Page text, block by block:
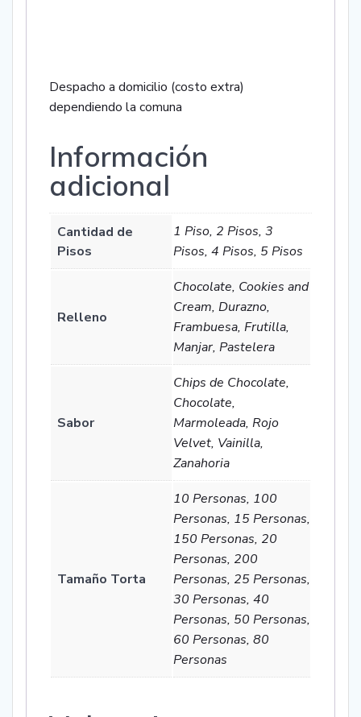
Despacho a domicilio (costo extra)
dependiendo la comuna
Información
adicional
Cantidad de
Pisos
1 Piso, 2 Pisos, 3
Pisos, 4 Pisos, 5 Pisos
Relleno
Chocolate, Cookies and
Cream, Durazno,
Frambuesa, Frutilla,
Manjar, Pastelera
Sabor
Chips de Chocolate,
Chocolate,
Marmoleada, Rojo
Velvet, Vainilla,
Zanahoria
Tamaño Torta
10 Personas, 100
Personas, 15 Personas,
150 Personas, 20
Personas, 200
Personas, 25 Personas,
30 Personas, 40
Personas, 50 Personas,
60 Personas, 80
Personas